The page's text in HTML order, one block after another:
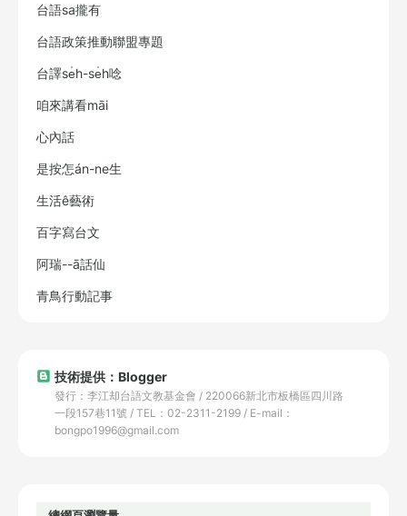
台語sa攏有
台語政策推動聯盟專題
台譯se̍h-se̍h唸
咱來講看māi
心內話
是按怎án-ne生
生活ê藝術
百字寫台文
阿瑞--ā話仙
青鳥行動記事
技術提供：Blogger
發行：李江却台語文教基金會 / 220066新北市板橋區四川路
一段157巷11號 / TEL：02-2311-2199 / E-mail：
bongpo1996@gmail.com